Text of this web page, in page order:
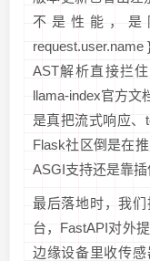
不是性能，
AST解析直接拦
llama-index官方文
是真把流式响应、
Flask社区倒是在
ASGI支持还是靠插
最后落地时，我
台，FastAPI对外
边缘设备里收传